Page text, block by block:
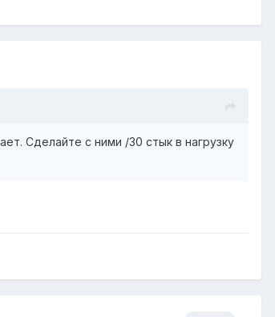
Сделайте с ними /30 стык в нагрузку